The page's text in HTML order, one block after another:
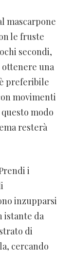
mascarpone
le fruste
secondi,
ottenere una
preferibile
movimenti
modo
resterà
i
inzupparsi
istante da
di
cercando